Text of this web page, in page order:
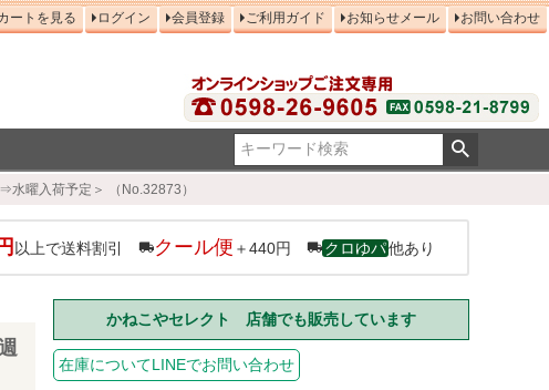
ートを見る ログイン 会員登録 ご利用ガイド お知らせメール お問い合わせ
曜入荷予定＞ （No.32873）
以上で送料割引 クール便 ＋440円 クロゆパ他あり
かねこやセレクト 店舗でも販売しています
在庫についてLINEでお問い合わせ